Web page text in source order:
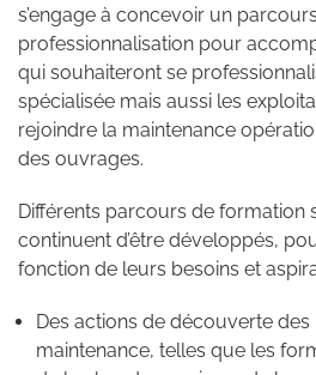
s’engage à concevoir un
professionnalisation pour
qui souhaiteront se
spécialisée mais aussi les
rejoindre la maintenance
des ouvrages.
Différents parcours de formation
continuent d’être développés,
fonction de leurs besoins et
Des actions de découverte des
maintenance, telles que les